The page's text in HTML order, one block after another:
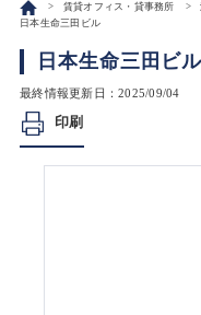
賃貸オフィス・貸事務所
日本生命三田ビル
日本生命三田ビ
最終情報更新日：2025/09/04
印刷